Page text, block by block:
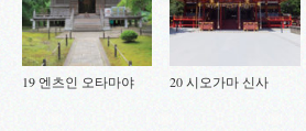
19 엔츠인 오타마야 20 시오가마 신사